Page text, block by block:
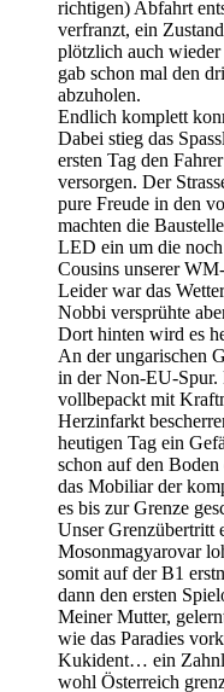
richtigen) Abfahrt
verfranzt, ein
plötzlich auch
gab schon mal den
abzuholen.
Endlich komplett
Dabei stieg das
ersten Tag den
versorgen. Der
pure Freude in den
machten die
LED ein um die
Cousins unserer
Leider war das
Nobbi versprühte
Dort hinten wird es
An der ungarischen
in der Non-EU-Spur.
vollbepackt mit
Herzinfarkt
heutigen Tag ein
schon auf den
das Mobiliar der
es bis zur Grenze
Unser Grenzübertritt
Mosonmagyarovar
somit auf der B1
dann den ersten
Meiner Mutter,
wie das Paradies
Kukident… ein
wohl Österreich